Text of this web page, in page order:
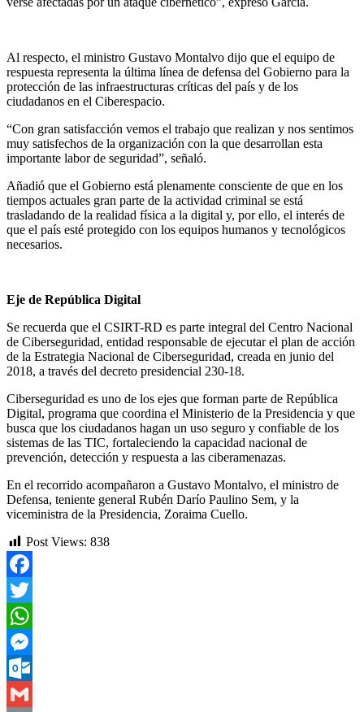
Al respecto, el ministro Gustavo Montalvo dijo que el equipo de
respuesta representa la última línea de defensa del Gobierno para la
protección de las infraestructuras críticas del país y de los
ciudadanos en el Ciberespacio.
“Con gran satisfacción vemos el trabajo que realizan y nos sentimos
muy satisfechos de la organización con la que desarrollan esta
importante labor de seguridad”, señaló.
Añadió que el Gobierno está plenamente consciente de que en los
tiempos actuales gran parte de la actividad criminal se está
trasladando de la realidad física a la digital y, por ello, el interés de
que el país esté protegido con los equipos humanos y tecnológicos
necesarios.
Eje de República Digital
Se recuerda que el CSIRT-RD es parte integral del Centro Nacional
de Ciberseguridad, entidad responsable de ejecutar el plan de acción
de la Estrategia Nacional de Ciberseguridad, creada en junio del
2018, a través del decreto presidencial 230-18.
Ciberseguridad es uno de los ejes que forman parte de República
Digital, programa que coordina el Ministerio de la Presidencia y que
busca que los ciudadanos hagan un uso seguro y confiable de los
sistemas de las TIC, fortaleciendo la capacidad nacional de
prevención, detección y respuesta a las ciberamenazas.
En el recorrido acompañaron a Gustavo Montalvo, el ministro de
Defensa, teniente general Rubén Darío Paulino Sem, y la
viceministra de la Presidencia, Zoraima Cuello.
Post Views: 838
Facebook
Twitter
WhatsApp
Messenger
Outlook.com